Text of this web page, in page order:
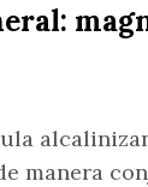
manera